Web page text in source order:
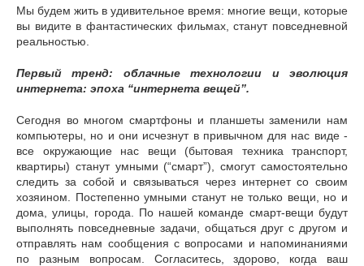
Мы будем жить в удивительное время: многие вещи, которые
вы видите в фантастических фильмах, станут повседневной
реальностью.
Первый тренд: облачные технологии и эволюция
интернета: эпоха “интернета вещей”.
Сегодня во многом смартфоны и планшеты заменили нам
компьютеры, но и они исчезнут в привычном для нас виде -
все окружающие нас вещи (бытовая техника транспорт,
квартиры) станут умными (“смарт”), смогут самостоятельно
следить за собой и связываться через интернет со своим
хозяином. Постепенно умными станут не только вещи, но и
дома, улицы, города. По нашей команде смарт-вещи будут
выполнять повседневные задачи, общаться друг с другом и
отправлять нам сообщения с вопросами и напоминаниями
по разным вопросам. Согласитесь, здорово, когда ваш